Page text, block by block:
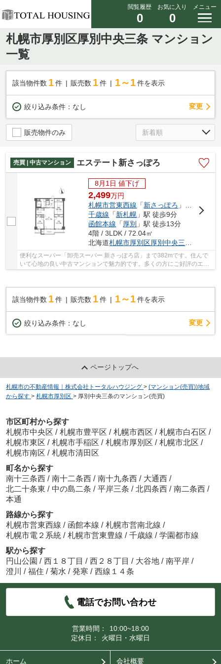
閲覧履歴
0
お気に入り
0
メニュー
札幌市厚別区厚別中央三条 マンション
一覧
該当物件数 1件 販売数 1 件 1～1 件を表示
絞り込み条件： なし 変更
販売物件のみ
売買 | 中古マンション エステート新さっぽろ
8月1日 値下げ
2,499万円
札幌市営東西線 「新さっぽろ 」駅 徒歩5分
千歳線 「新札幌 」駅 徒歩9分
函館本線 「厚別 」駅 徒歩13分
4階 / 3LDK / 72.04㎡
北海道札幌市厚別区厚別中央三条
便利なスーパー「卸売スーパー 新さっぽろ店」まで382mです。住んで
いて心地の良い中古マンションで魅力的です。多くの方にご好評のエレ
該当物件数 1件 販売数 1 件 1～1 件を表示
絞り込み条件： なし 変更
ページトップへ
札幌市の不動産情報｜株式会社トータルハウジング > (マンション(売買))地域
から探す > 札幌市厚別区 > 厚別中央三条のマンション(売買)
市区町村から探す
札幌市中央区 / 札幌市豊平区 / 札幌市西区 / 札幌市白石区 /
札幌市東区 / 札幌市手稲区 / 札幌市厚別区 / 札幌市北区 /
札幌市南区 / 札幌市清田区
町名から探す
南十三条西 / 南十二条西 / 南十九条西 / 大通西 /
北二十条東 / 中の島二条 / 平岸三条 / 北四条西 / 南二条西 /
本通
路線から探す
札幌市営東西線 / 函館本線 / 札幌市営南北線 /
札幌市電２系統 / 札幌市営東豊線 / 千歳線 / 学園都市線
駅から探す
円山公園 / 西１８丁目 / 西２８丁目 / 大谷地 / 南平岸 /
澄川
/ 福住 / 菊水 / 発寒 / 西線１４条
電話でお問い合わせ
営業時間：
10:00~18:00
定休日：
火曜日・水曜日
ホーム 会社概要